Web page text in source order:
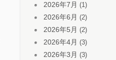
2026年7月 (1)
2026年6月 (2)
2026年5月 (2)
2026年4月 (3)
2026年3月 (3)